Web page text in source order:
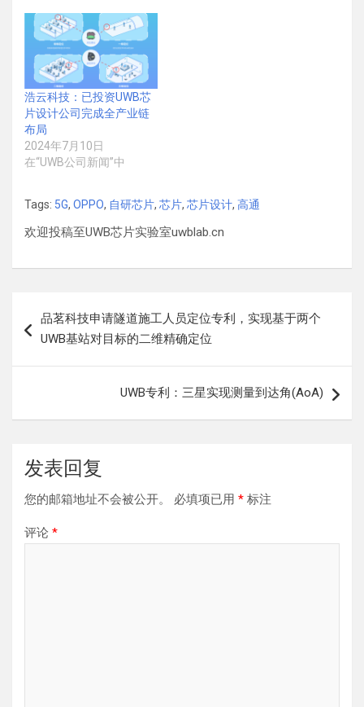
浩云科技：已投资UWB芯
片设计公司完成全产业链
布局
2024年7月10日
在“UWB公司新闻”中
Tags: 5G, OPPO, 自研芯片, 芯片, 芯片设计, 高通
欢迎投稿至UWB芯片实验室uwblab.cn
章
品茗科技申请隧道施工人员定位专利，实现基于两个
UWB基站对目标的二维精确定位
UWB专利：三星实现测量到达角(AoA)
发表回复
您的邮箱地址不会被公开。 必填项已用 * 标注
评论 *